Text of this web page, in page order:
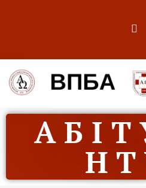
А Б І Т
Н Т